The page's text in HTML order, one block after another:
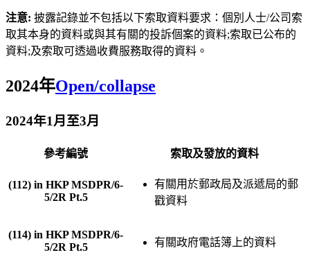
注意: 披露記錄並不包括以下索取資料要求：個別人士/公司索
取其本身的資料或與其有關的投訴個案的資料;索取已公布的
資料;及索取可透過收費服務取得的資料。
2024年Open/collapse
2024年1月至3月
參考編號 索取及發放的資料
(112) in HKP MSDPR/6-
5/2R Pt.5
有關用於郵政局及派遞局的郵
戳資料
(114) in HKP MSDPR/6-
5/2R Pt.5
有關政府電話簿上的資料